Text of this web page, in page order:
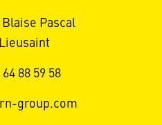
Blaise Pascal
88 59 58
group.com